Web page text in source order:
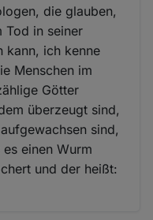
die glauben,
Tod in seiner
kann, ich kenne
Menschen im
Götter
überzeugt sind,
sind,
einen Wurm
und der heißt: